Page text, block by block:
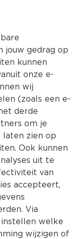
Kies jouw
jouw gedrag op
kunnen
onze e-
wij
(zoals een e-
derde
om je
laten zien op
Ook kunnen
uit te
van
accepteert,
Via
welke
wijzigen of